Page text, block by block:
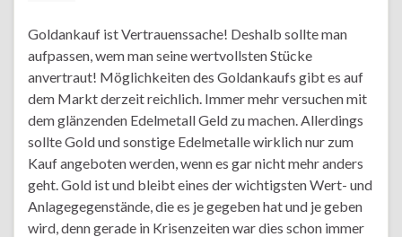
Goldankauf ist Vertrauenssache! Deshalb sollte man
aufpassen, wem man seine wertvollsten Stücke
anvertraut! Möglichkeiten des Goldankaufs gibt es auf
dem Markt derzeit reichlich. Immer mehr versuchen mit
dem glänzenden Edelmetall Geld zu machen. Allerdings
sollte Gold und sonstige Edelmetalle wirklich nur zum
Kauf angeboten werden, wenn es gar nicht mehr anders
geht. Gold ist und bleibt eines der wichtigsten Wert- und
Anlagegegenstände, die es je gegeben hat und je geben
wird, denn gerade in Krisenzeiten war dies schon immer